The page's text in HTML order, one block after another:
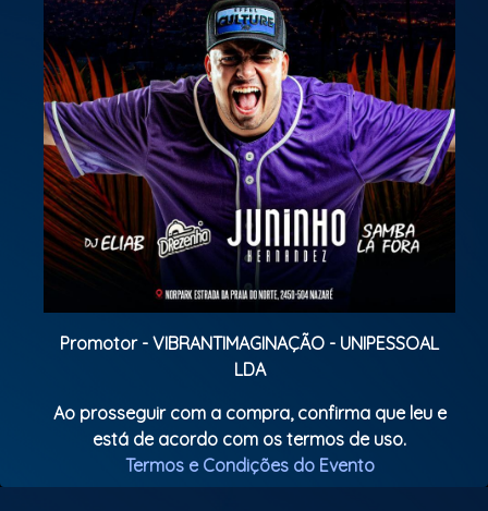
Promotor - VIBRANTIMAGINAÇÃO - UNIPESSOAL
LDA
Ao prosseguir com a compra, confirma que leu e
está de acordo com os termos de uso.
Termos e Condições do Evento